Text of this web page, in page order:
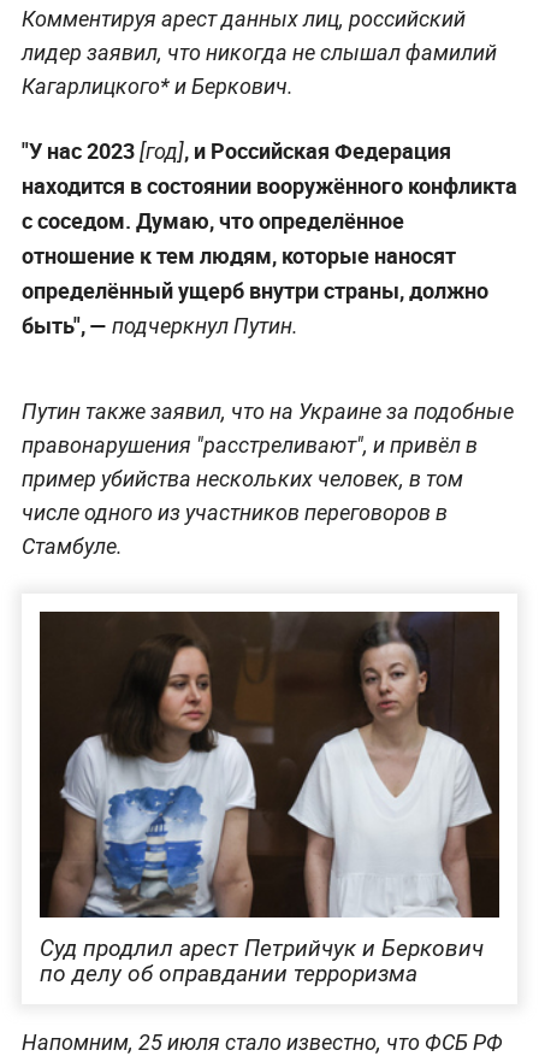
Комментируя арест данных лиц, российский
лидер заявил, что никогда не слышал фамилий
Кагарлицкого* и Беркович.
"У нас 2023[год], и Российская Федерация
находится в состоянии вооружённого конфликта
с соседом. Думаю, что определённое
отношение к тем людям, которые наносят
определённый ущерб внутри страны, должно
быть", — подчеркнул Путин.
Путин также заявил, что на Украине за подобные
правонарушения "расстреливают", и привёл в
пример убийства нескольких человек, в том
числе одного из участников переговоров в
Стамбуле.
Суд продлил арест Петрийчук и Беркович
по делу об оправдании терроризма
Напомним, 25 июля стало известно, что ФСБ РФ